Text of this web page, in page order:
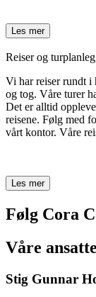
Les mer
Reiser og
Vi har reiser rundt i
og tog. Våre turer
Det er alltid
reisene. Følg med
vårt kontor. Våre
Les mer
Følg Cora
Våre ansatte
Stig Gunnar